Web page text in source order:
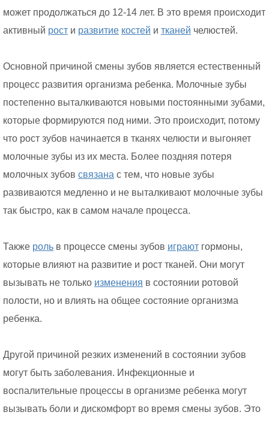
может продолжаться до 12-14 лет. В это время происходит
активный рост и развитие костей и тканей челюстей.
Основной причиной смены зубов является естественный
процесс развития организма ребенка. Молочные зубы
постепенно выталкиваются новыми постоянными зубами,
которые формируются под ними. Это происходит, потому
что рост зубов начинается в тканях челюсти и выгоняет
молочные зубы из их места. Более поздняя потеря
молочных зубов связана с тем, что новые зубы
развиваются медленно и не выталкивают молочные зубы
так быстро, как в самом начале процесса.
Также роль в процессе смены зубов играют гормоны,
которые влияют на развитие и рост тканей. Они могут
вызывать не только изменения в состоянии ротовой
полости, но и влиять на общее состояние организма
ребенка.
Другой причиной резких изменений в состоянии зубов
могут быть заболевания. Инфекционные и
воспалительные процессы в организме ребенка могут
вызывать боли и дискомфорт во время смены зубов. Это